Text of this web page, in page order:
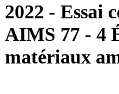
2022 - Essai
AIMS 77 - 4
matériaux